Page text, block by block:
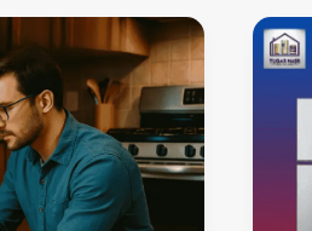
أفضل
أداة
لتحويل
مقاس
الثلاجة
باللتر